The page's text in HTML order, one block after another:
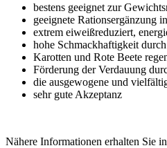
bestens geeignet zur
geeignete Rationsergänzung
extrem eiweißreduziert,
hohe Schmackhaftigkeit
Karotten und Rote Beete
Förderung der Verdauung
die ausgewogene und
sehr gute Akzeptanz
Nähere Informationen erhalten Sie